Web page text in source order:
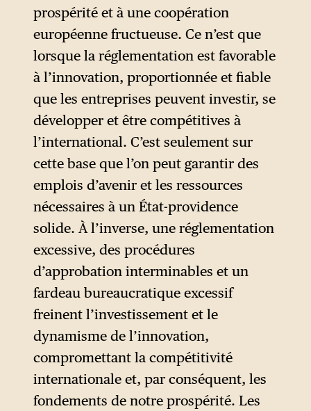
Les deux sont couramment
confondues dans le discours
politique, y compris dans le
présent texte. Cette confusion
permet de présenter un
programme de
démantèlement substantiel
comme une simple
« réduction de la
bureaucratie » tout en
proposant la plus grande
réforme réglementaire jamais
connue en Europe.
prospérité et à une coopération
européenne fructueuse. Ce n’est que
lorsque la réglementation est favorable
à l’innovation, proportionnée et fiable
que les entreprises peuvent investir, se
développer et être compétitives à
l’international. C’est seulement sur
cette base que l’on peut garantir des
emplois d’avenir et les ressources
nécessaires à un État-providence
solide. À l’inverse, une réglementation
excessive, des procédures
d’approbation interminables et un
fardeau bureaucratique excessif
freinent l’investissement et le
dynamisme de l’innovation,
compromettant la compétitivité
internationale et, par conséquent, les
fondements de notre prospérité. Les